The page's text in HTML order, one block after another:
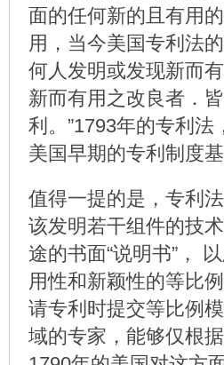
面的任何新的且有用
用，当今美国专利法
何人发明或发现新而
新而有用之改良者．
利。”1793年的专利
美国早期的专利制度基
值得一提的是，专利
该发明若干组件的技
途的书面“说明书”，
用性和新颖性的等比
请专利时提交等比例
域的专家，能够仅根